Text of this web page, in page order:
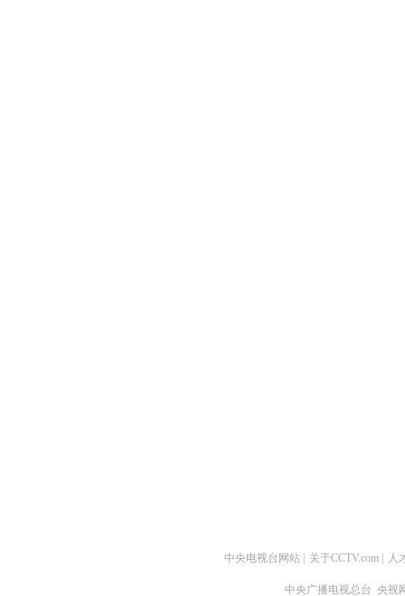
中央电视台网站 关于CCTV.com 人
中央广播电视总台 央视